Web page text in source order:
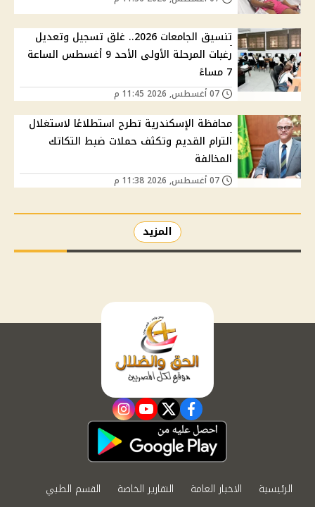
تنسيق الجامعات 2026.. غلق تسجيل وتعديل
رغبات المرحلة الأولى الأحد 9 أغسطس الساعة
7 مساءً
محافظة الإسكندرية تطرح استطلاعًا لاستغلال
الترام القديم وتكثف حملات ضبط التكاتك
المخالفة
المزيد
facebook
twitter
youtube
instagram
الرئيسية الاخبار العامة التقارير الخاصة
القسم الطبي